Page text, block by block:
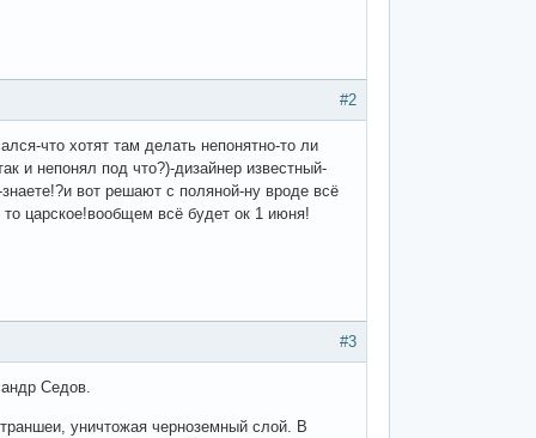
#2
что хотят там делать непонятно-то ли
и непонял под что?)-дизайнер известный-
вот решают с поляной-ну вроде всё
то царское!вообщем всё будет ок 1 июня!
#3
Седов.
уничтожая черноземный слой. В